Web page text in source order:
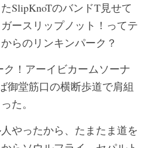
SlipKnoTのバンドT見せて
ースリップノット！ってテ
らのリンキンパーク？
ク！アーイビカームソーナ
御堂筋口の横断歩道で肩組
た。
やったから、たまたま道を